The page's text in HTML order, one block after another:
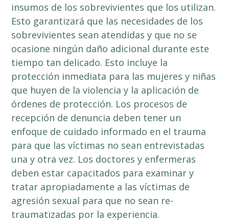
insumos de los sobrevivientes que los utilizan.
Esto garantizará que las necesidades de los
sobrevivientes sean atendidas y que no se
ocasione ningún daño adicional durante este
tiempo tan delicado. Esto incluye la
protección inmediata para las mujeres y niñas
que huyen de la violencia y la aplicación de
órdenes de protección. Los procesos de
recepción de denuncia deben tener un
enfoque de cuidado informado en el trauma
para que las víctimas no sean entrevistadas
una y otra vez. Los doctores y enfermeras
deben estar capacitados para examinar y
tratar apropiadamente a las víctimas de
agresión sexual para que no sean re-
traumatizadas por la experiencia.